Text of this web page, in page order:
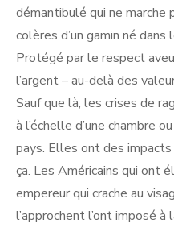
démantibulé qui ne marche
colères d’un gamin né
Protégé par le respect
l’argent – au-delà des
Sauf que là, les crises de
à l’échelle d’une chambre
pays. Elles ont des
ça. Les Américains qui ont
empereur qui crache au
l’approchent l’ont imposé